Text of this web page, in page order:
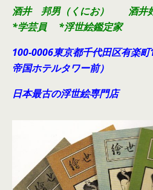
酒井 邦男（くにお） 酒
*学芸員 *浮世絵鑑定家
100-0006東京都千代田区有楽
帝国ホテルタワー前）
日本最古の浮世絵専門店